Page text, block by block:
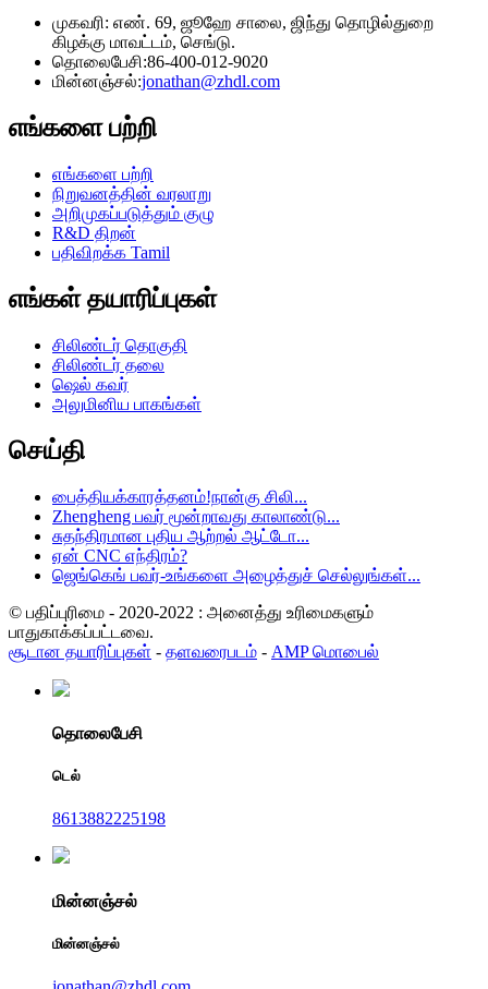
முகவரி: எண். 69, ஜூஹே சாலை, ஜிந்து தொழில்துறை
கிழக்கு மாவட்டம், செங்டு.
தொலைபேசி:86-400-012-9020
மின்னஞ்சல்:jonathan@zhdl.com
எங்களை பற்றி
எங்களை பற்றி
நிறுவனத்தின் வரலாறு
அறிமுகப்படுத்தும் குழு
R&D திறன்
பதிவிறக்க Tamil
எங்கள் தயாரிப்புகள்
சிலிண்டர் தொகுதி
சிலிண்டர் தலை
ஷெல் கவர்
அலுமினிய பாகங்கள்
செய்தி
பைத்தியக்காரத்தனம்!நான்கு சிலி...
Zhengheng பவர் மூன்றாவது காலாண்டு...
சுதந்திரமான புதிய ஆற்றல் ஆட்டோ...
ஏன் CNC எந்திரம்?
ஜெங்கெங் பவர்-உங்களை அழைத்துச் செல்லுங்கள்...
© பதிப்புரிமை - 2020-2022 : அனைத்து உரிமைகளும்
பாதுகாக்கப்பட்டவை.
சூடான தயாரிப்புகள் - தளவரைபடம் - AMP மொபைல்
தொலைபேசி
டெல்
8613882225198
மின்னஞ்சல்
மின்னஞ்சல்